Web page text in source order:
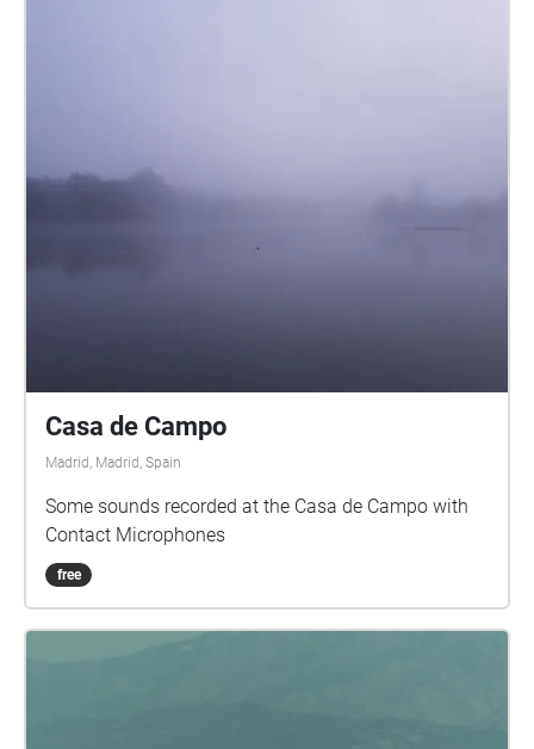
Casa de Campo
Madrid, Madrid, Spain
Some sounds recorded at the Casa de Campo with
Contact Microphones
free